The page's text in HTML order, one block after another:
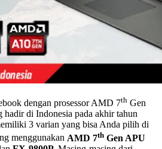
dengan prosessor AMD 7th Gen
hadir di Indonesia pada akhir tahun
3 varian yang bisa Anda pilih di
menggunakan AMD 7th Gen APU